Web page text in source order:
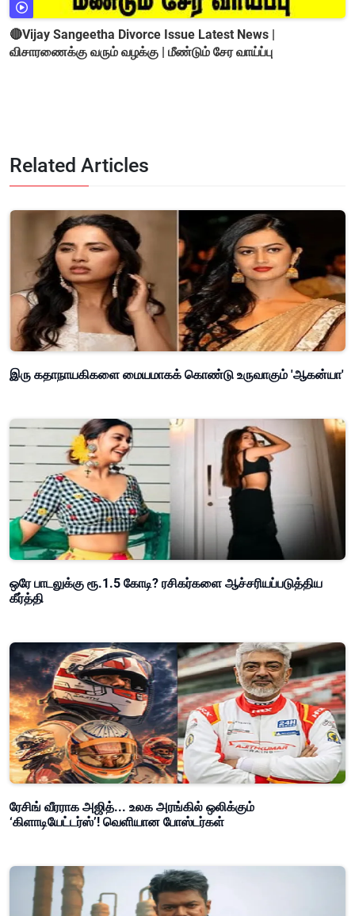
🔴Vijay Sangeetha Divorce Issue Latest News |
விசாரணைக்கு வரும் வழக்கு | மீண்டும் சேர வாய்ப்பு
Related Articles
இரு கதாநாயகிகளை மையமாகக் கொண்டு உருவாகும் 'ஆகன்யா'
ஒரே பாடலுக்கு ரூ.1.5 கோடி? ரசிகர்களை ஆச்சரியப்படுத்திய
கீர்த்தி
ரேசிங் வீரராக அஜித்... உலக அரங்கில் ஒலிக்கும்
‘கிளாடியேட்டர்ஸ்’! வெளியான போஸ்டர்கள்